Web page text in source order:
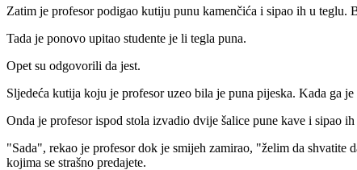
Zatim je profesor podigao kutiju punu kamenčića i sipao ih u teglu.
Tada je ponovo upitao studente je li tegla puna.
Opet su odgovorili da jest.
Sljedeća kutija koju je profesor uzeo bila je puna pijeska. Kada ga
Onda je profesor ispod stola izvadio dvije šalice pune kave i sipao
"Sada", rekao je profesor dok je smijeh zamirao, "želim da shvatite
kojima se strašno predajete.